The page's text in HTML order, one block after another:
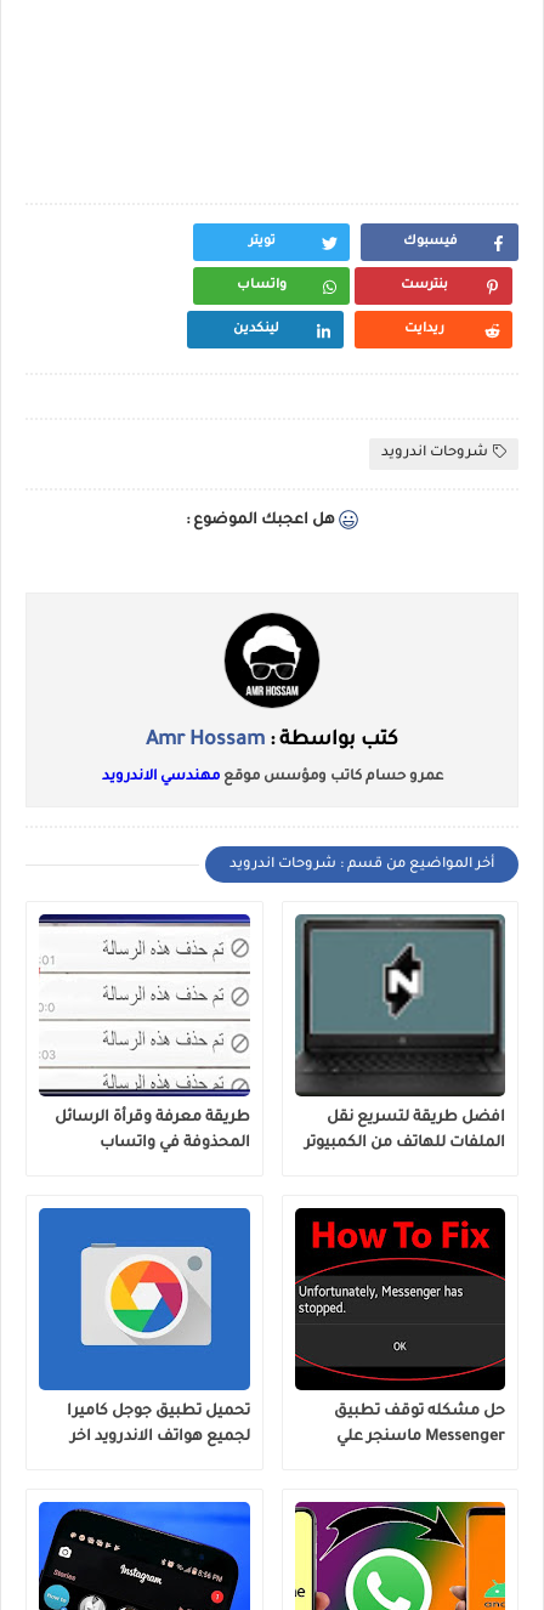
فيسبوك تويتر
بنترست واتساب
ريدايت لينكدين
شروحات اندرويد
هل اعجبك الموضوع :
كتب بواسطة : Amr Hossam
عمرو حسام كاتب ومؤسس موقعمهندسي الاندرويد
أخر المواضيع من قسم : شروحات اندرويد
افضل طريقة لتسريع نقل
الملفات للهاتف من الكمبيوتر
طريقة معرفة وقرأة الرسائل
المحذوفة في واتساب
حل مشكله توقف تطبيق
Messenger ماسنجر علي
تحميل تطبيق جوجل كاميرا
لجميع هواتف الاندرويد اخر